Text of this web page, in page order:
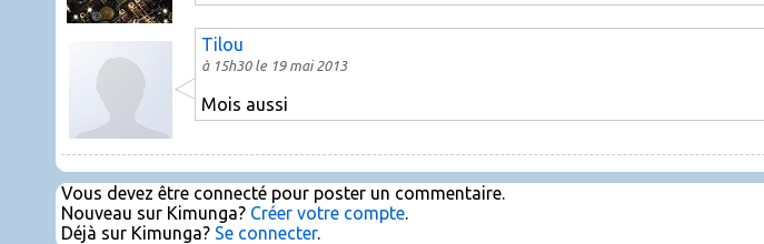
Tilou
à 15h30 le 19 mai 2013
Mois aussi
Vous devez être connecté pour poster un commentaire.
Nouveau sur Kimunga? Créer votre compte.
Déjà sur Kimunga? Se connecter.